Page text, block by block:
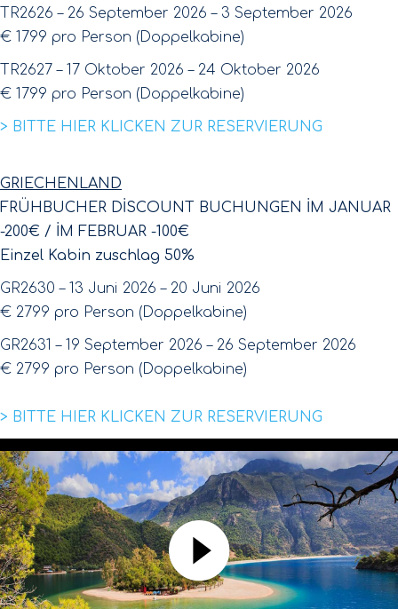
TR2626 – 26 September 2026 – 3 September 2026
€ 1799 pro Person (Doppelkabine)
TR2627 – 17 Oktober 2026 – 24 Oktober 2026
€ 1799 pro Person (Doppelkabine)
> BITTE HIER KLICKEN ZUR RESERVIERUNG
GRIECHENLAND
FRÜHBUCHER DİSCOUNT BUCHUNGEN İM JANUAR
-200€ / İM FEBRUAR -100€
Einzel Kabin zuschlag 50%
GR2630 – 13 Juni 2026 – 20 Juni 2026
€ 2799 pro Person (Doppelkabine)
GR2631 – 19 September 2026 – 26 September 2026
€ 2799 pro Person (Doppelkabine)
> BITTE HIER KLICKEN ZUR RESERVIERUNG